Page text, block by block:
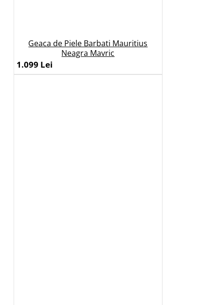
Geaca de Piele Barbati Mauritius
Neagra Mavric
1.099 Lei